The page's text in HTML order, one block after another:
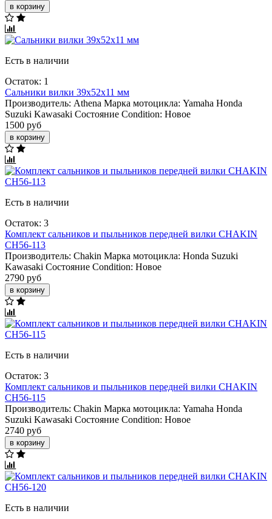
в корзину
Есть в наличии
Остаток: 1
Сальники вилки 39x52x11 мм
Производитель: Athena Марка мотоцикла: Yamaha Honda
Suzuki Kawasaki Состояние Condition: Новое
1500 руб
в корзину
Есть в наличии
Остаток: 3
Комплект сальников и пыльников передней вилки CHAKIN
CH56-113
Производитель: Chakin Марка мотоцикла: Honda Suzuki
Kawasaki Состояние Condition: Новое
2790 руб
в корзину
Есть в наличии
Остаток: 3
Комплект сальников и пыльников передней вилки CHAKIN
CH56-115
Производитель: Chakin Марка мотоцикла: Yamaha Honda
Suzuki Kawasaki Состояние Condition: Новое
2740 руб
в корзину
Есть в наличии